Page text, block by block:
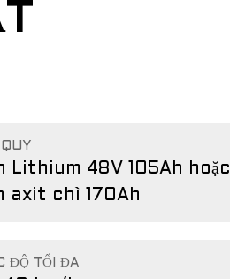
Lithium 48V 105Ah hoặc
axit chì 170Ah
ĐỘ TỐI ĐA